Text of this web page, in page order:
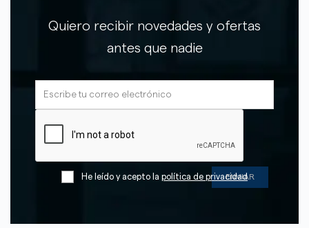
Quiero recibir novedades y ofertas
antes que nadie
He leído y acepto la política de privacidad